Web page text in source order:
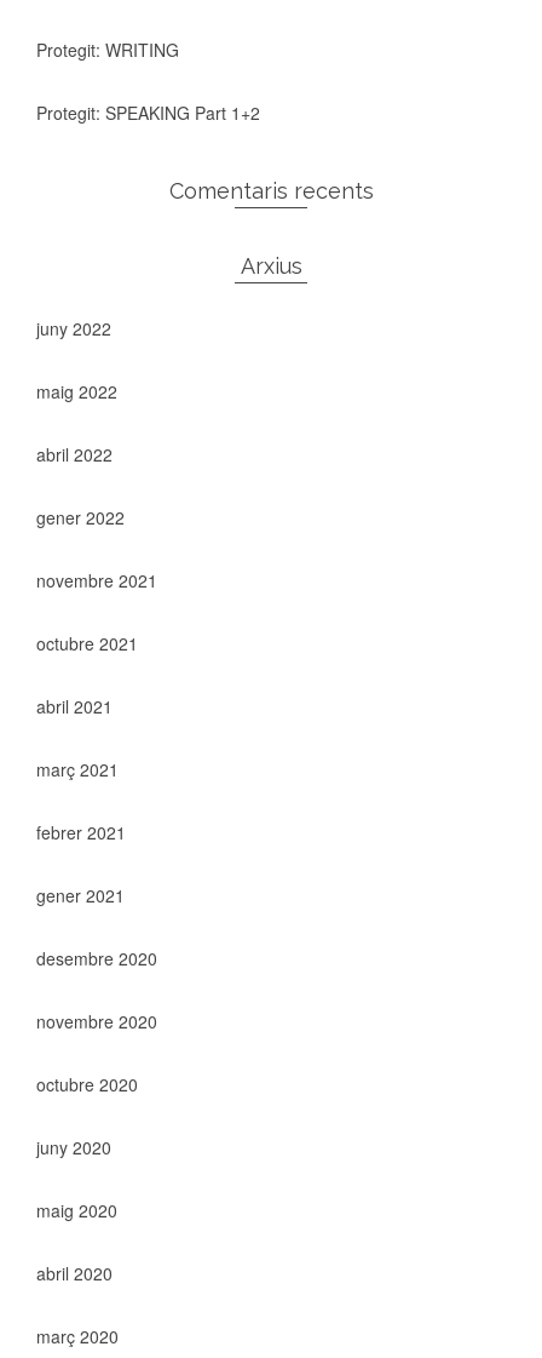
Protegit: WRITING
Protegit: SPEAKING Part 1+2
Comentaris recents
Arxius
juny 2022
maig 2022
abril 2022
gener 2022
novembre 2021
octubre 2021
abril 2021
març 2021
febrer 2021
gener 2021
desembre 2020
novembre 2020
octubre 2020
juny 2020
maig 2020
abril 2020
març 2020